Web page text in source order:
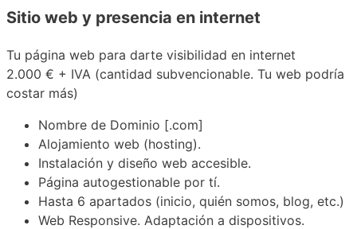
Sitio web y presencia en internet
Tu página web para darte visibilidad en internet
2.000 € + IVA (cantidad subvencionable. Tu web podría
costar más)
Nombre de Dominio [.com]
Alojamiento web (hosting).
Instalación y diseño web accesible.
Página autogestionable por tí.
Hasta 6 apartados (inicio, quién somos, blog, etc.)
Web Responsive. Adaptación a dispositivos.